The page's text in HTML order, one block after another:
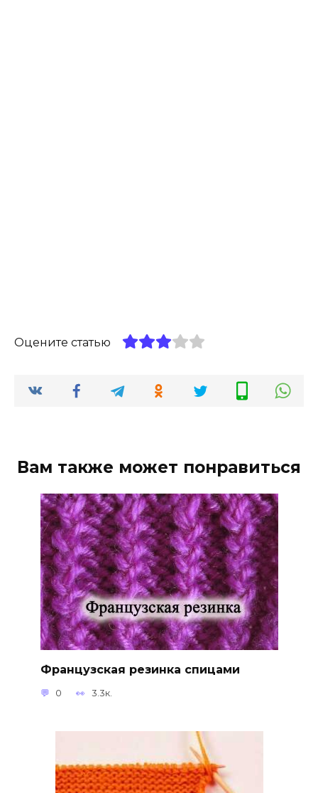
Оцените статью
Вам также может понравиться
Французская резинка спицами
0 3.3к.